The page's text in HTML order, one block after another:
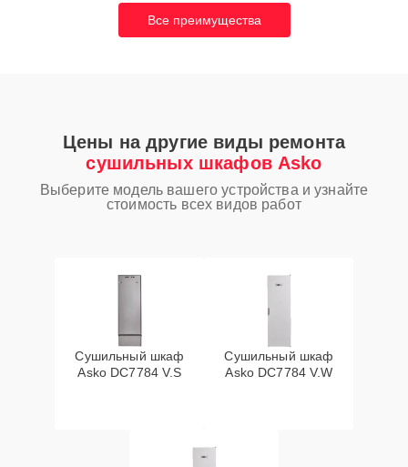
Все преимущества
Цены на другие виды ремонта
сушильных шкафов Asko
Выберите модель вашего устройства и узнайте
стоимость всех видов работ
Сушильный шкаф
Asko DC7784 V.S
Сушильный шкаф
Asko DC7784 V.W